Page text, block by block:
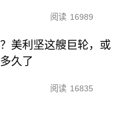
阅读 16989
美利坚这艘巨轮，或
久了
阅读 16835